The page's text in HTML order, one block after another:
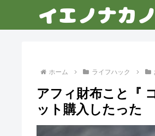
ホーム ライフハック
アフィ財布こと『
ット購入したった